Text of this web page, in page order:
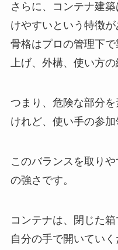
さらに、コンテナ建
けやすいという特徴
骨格はプロの管理下
上げ、外構、使い方の
つまり、危険な部分を
けれど、使い手の参加
このバランスを取り
の強さです。
コンテナは、閉じた箱
自分の手で開いていく